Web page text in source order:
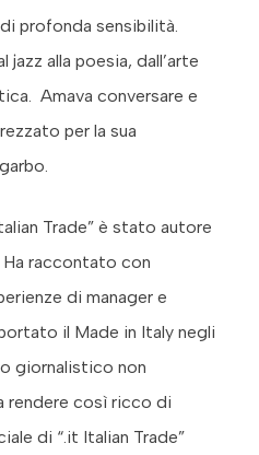
profonda sensibilità.
alla poesia, dall’arte
Amava conversare e
per la sua
Trade” è stato autore
raccontato con
di manager e
il Made in Italy negli
giornalistico non
rendere così ricco di
di “.it Italian Trade”